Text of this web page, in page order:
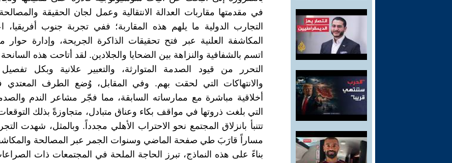
في مقدمتها مقاربات العدالة الانتقالية وعمل لجان الحقيقة
التجارب الدولية ما يلهم هذه المقاربة؛ ففي تجربة جنوب أفريقيا،
المكاشفة العلنية عبر فتح تحقيقات الذاكرة الجريحة، وإدارة حوار
اتسم بالشفافية والنزاهة بين الضحايا والجلادين. لقد أتاحت هذه
التحرر من قيود الصدمة المتوارثة، والتعبير علانية وبكل
والانتهاكات التي لحقت بهم. وفي المقابل، وُضع الطرف المعتدي
أخلاقية مباشرة مع ممارساته السابقة، مما فجّر مشاعر الندم
التي بلغت ذروتها في مواقف بكاء وعناق متبادل، متجاوزةً بذلك
تتنبأ بانزلاق المجتمع نحو الاحتراب الأهلي مجدداً. وبالمثل، شهدت
مساراً قارَبَ طي صفحة الماضي وسنوات الجمر عبر المصالحة
بناءً على هذه النماذج، تبرز الحاجة الملحة في المجتمعات ذات